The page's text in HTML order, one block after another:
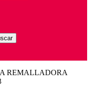
REMALLADORA